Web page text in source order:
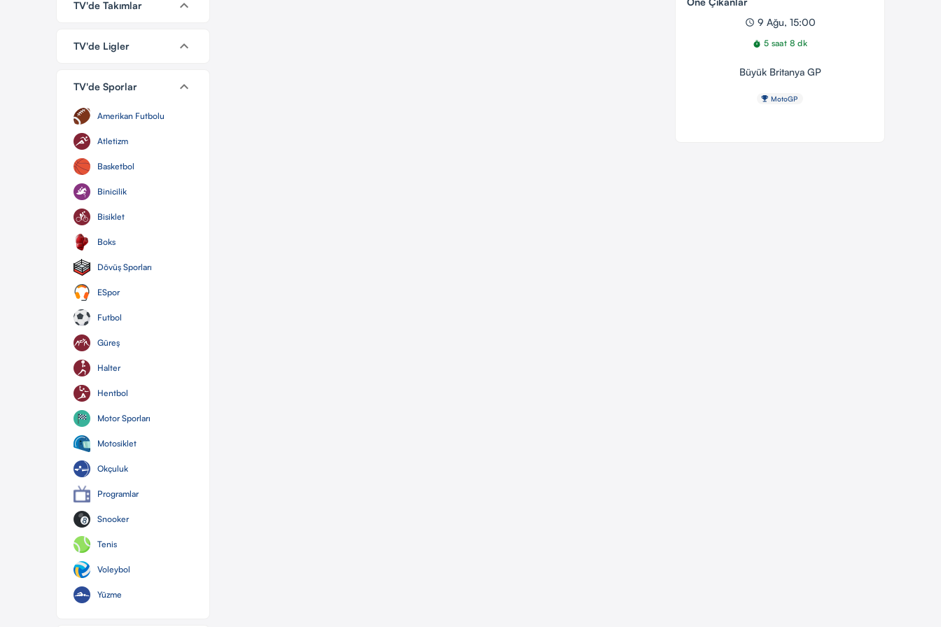
TV'de Takımlar keyboard_arrow_down
TV'de Ligler keyboard_arrow_down
TV'de Sporlar keyboard_arrow_down
Amerikan Futbolu
Atletizm
Basketbol
Binicilik
Bisiklet
Boks
Dövüş Sporları
ESpor
Futbol
Güreş
Halter
Hentbol
Motor Sporları
Motosiklet
Okçuluk
Programlar
Snooker
Tenis
Voleybol
Yüzme
schedule 9 Ağu, 15:00
timer 5 saat 8 dk
Büyük Britanya GP
emoji_events MotoGP